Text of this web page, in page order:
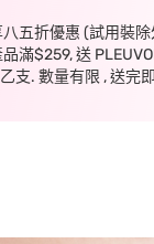
五折優惠 (試用裝除
滿$259, 送
支. 數量有限 , 送完